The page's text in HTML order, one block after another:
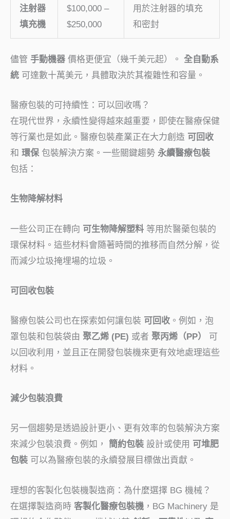
注射器
填充機
$100,000 –
$250,000
用於注射器的填充
和密封
儘管 手動機器 價格更便宜（幾千美元起）。 全自動系
統 可達數十萬美元，具體取決於其複雜性和容量。
醫療包裝的可持續性：可以回收嗎？
在現代世界，永續性變得越來越重要，即使在醫療保健
等行業也是如此。醫療包裝產業正在大力創造 可回收
和 環保包裝解決方案。一些關鍵趨勢 永續醫療包裝
包括：
生物降解材料
一些公司正在轉向 可生物降解塑料 等用於醫藥包裝的
環保材料。這些材料會隨著時間的推移而自然分解，從
而減少垃圾掩埋場的垃圾。
可回收包裝
醫療包裝公司也在探索如何讓包裝 可回收 。例如，泡
罩包裝和包裝袋由 聚乙烯 (PE) 或者 聚丙烯（PP）
可
以回收利用，並且正在開發包裝機來更有效地處理這些
材料。
減少包裝浪費
另一個趨勢是透過設計更小、更有效率的包裝解決方案
來減少包裝浪費。例如， 簡約包裝 設計或使用 可堆肥
包裝 可以為醫療包裝的永續發展目標做出貢獻。
理想的客製化包裝機製造商：為什麼選擇 BG 機械？
在選擇製造商時 客製化醫療包裝機 ，BG Machinery 是